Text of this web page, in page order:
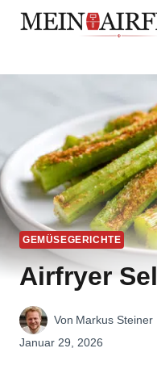
Zum
Inhalt
GEMÜSEGERICHTE
Airfryer
Von Markus Steiner
Januar 29, 2026